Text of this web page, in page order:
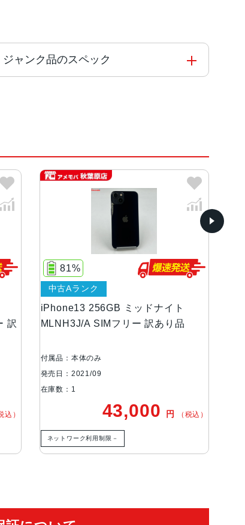
ャンク品のスペック
ナイト、ブルー、ピンク、グリーン
ディスプレイ
深6メートルで最大30分間）
角カメラ広角：ƒ/1.6絞り値超広角：ƒ/2.
ト最大5倍のデジタルズーム
訳
込）
iPhone13 256GB ミッドナイト
MLNH3J/A SIMフリー 訳あり品
81%
中古Aランク
付属品：本体のみ
発売日：2021/09
在庫数：1
43,000 円 （税込）
ネットワーク利用制限－